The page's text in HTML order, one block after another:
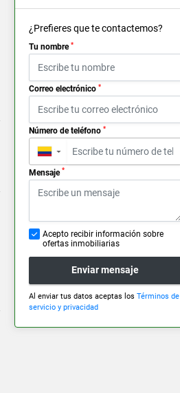
¿Prefieres que te contactemos?
Tu nombre *
Correo electrónico *
Número de teléfono *
▼
Mensaje *
Acepto recibir información sobre
ofertas inmobiliarias
Enviar mensaje
Al enviar tus datos aceptas los Términos de
servicio y privacidad